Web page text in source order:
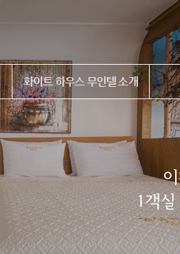
화이트 하우스 무인텔 소개